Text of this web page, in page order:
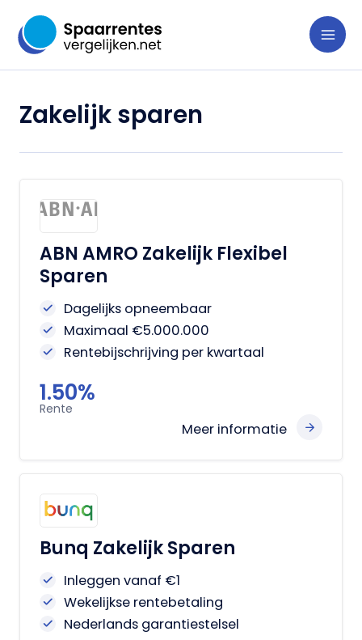
naar
inhoud
Zakelijk sparen
ABN AMRO Zakelijk Flexibel
Sparen
Dagelijks opneembaar
Maximaal €5.000.000
Rentebijschrijving per kwartaal
1.50%
Rente
Meer informatie
Bunq Zakelijk Sparen
Inleggen vanaf €1
Wekelijkse rentebetaling
Nederlands garantiestelsel